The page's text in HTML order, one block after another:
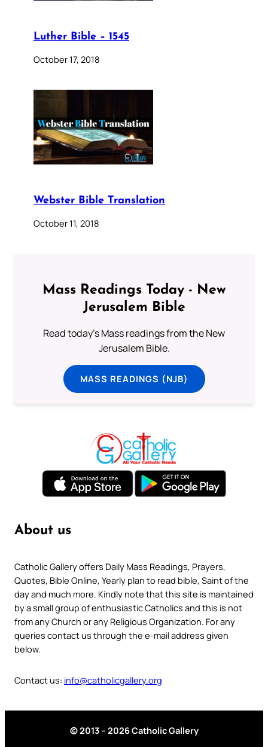
Luther Bible – 1545
October 17, 2018
Webster Bible Translation
October 11, 2018
Mass Readings Today - New
Jerusalem Bible
Read today's Mass readings from the New
Jerusalem Bible.
MASS READINGS (NJB)
About us
Catholic Gallery offers Daily Mass Readings, Prayers,
Quotes, Bible Online, Yearly plan to read bible, Saint of the
day and much more. Kindly note that this site is maintained
by a small group of enthusiastic Catholics and this is not
from any Church or any Religious Organization. For any
queries contact us through the e-mail address given
below.
Contact us: info@catholicgallery.org
© 2013 – 2026 Catholic Gallery